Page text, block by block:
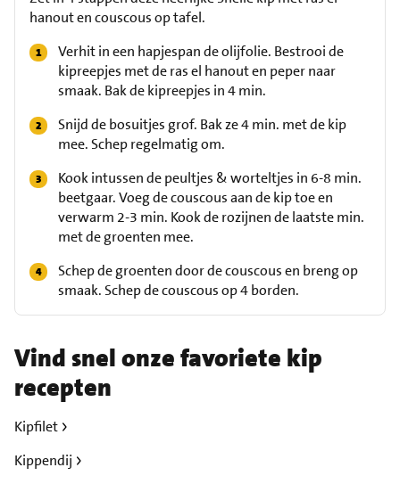
hanout en couscous op tafel.
Verhit in een hapjespan de olijfolie. Bestrooi de
kipreepjes met de ras el hanout en peper naar
smaak. Bak de kipreepjes in 4 min.
Snijd de bosuitjes grof. Bak ze 4 min. met de kip
mee. Schep regelmatig om.
Kook intussen de peultjes & worteltjes in 6-8 min.
beetgaar. Voeg de couscous aan de kip toe en
verwarm 2-3 min. Kook de rozijnen de laatste min.
met de groenten mee.
Schep de groenten door de couscous en breng op
smaak. Schep de couscous op 4 borden.
Vind snel onze favoriete kip
recepten
Kipfilet
Kippendij